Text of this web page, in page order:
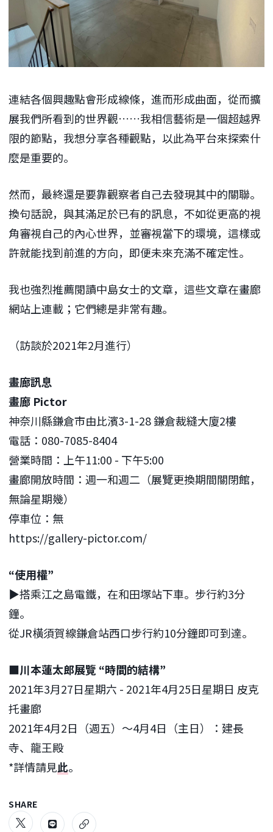
連結各個興趣點會形成線條，進而形成曲面，從而擴
展我們所看到的世界觀……我相信藝術是一個超越界
限的節點，我想分享各種觀點，以此為平台來探索什
麼是重要的。
然而，最終還是要靠觀察者自己去發現其中的關聯。
換句話說，與其滿足於已有的訊息，不如從更高的視
角審視自己的內心世界，並審視當下的環境，這樣或
許就能找到前進的方向，即便未來充滿不確定性。
我也強烈推薦閱讀中島女士的文章，這些文章在畫廊
網站上連載；它們總是非常有趣。
（訪談於2021年2月進行）
畫廊訊息
畫廊 Pictor
神奈川縣鎌倉市由比濱3-1-28 鎌倉裁縫大廈2樓
電話：080-7085-8404
營業時間：上午11:00 - 下午5:00
畫廊開放時間：週一和週二（展覽更換期間關閉館，
無論星期幾）
停車位：無
https://gallery-pictor.com/
“使用權”
▶︎搭乘江之島電鐵，在和田塚站下車。步行約3分
鐘。
從JR橫須賀線鎌倉站西口步行約10分鐘即可到達。
■川本蓮太郎展覽 “時間的結構”
2021年3月27日星期六 - 2021年4月25日星期日 皮克
托畫廊
2021年4月2日（週五）～4月4日（主日）：建長
寺、龍王殿
*詳情請見此。
SHARE